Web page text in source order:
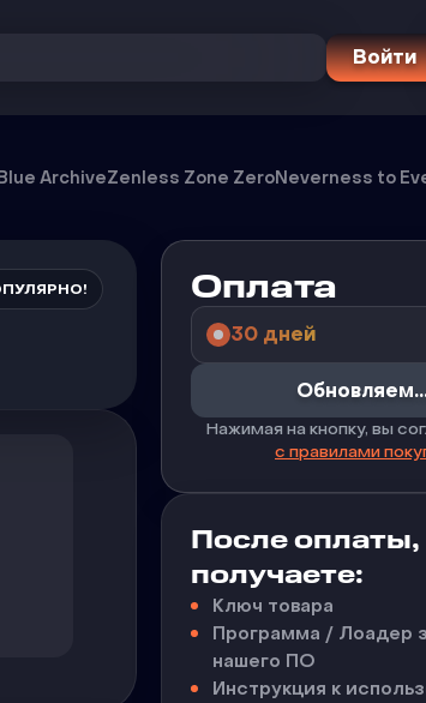
Войти
ArchiveZenless Zone ZeroNeverness to
Оплата
30 дней
Нажимая на кнопку, вы
с правилами
После
получаете:
Ключ товара
Программа / Лоадер
нашего ПО
Инструкция к